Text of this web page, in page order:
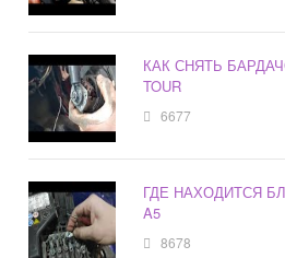
КАК СНЯТЬ
TOUR
6677
ГДЕ НАХОДИТСЯ
A5
8678